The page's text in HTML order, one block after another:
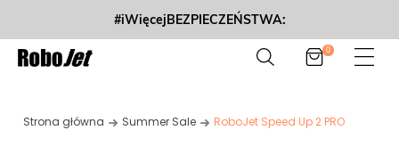
#iWięcejBEZPIECZEŃSTWA:
0
Strona główna Summer Sale RoboJet Speed Up 2 PRO